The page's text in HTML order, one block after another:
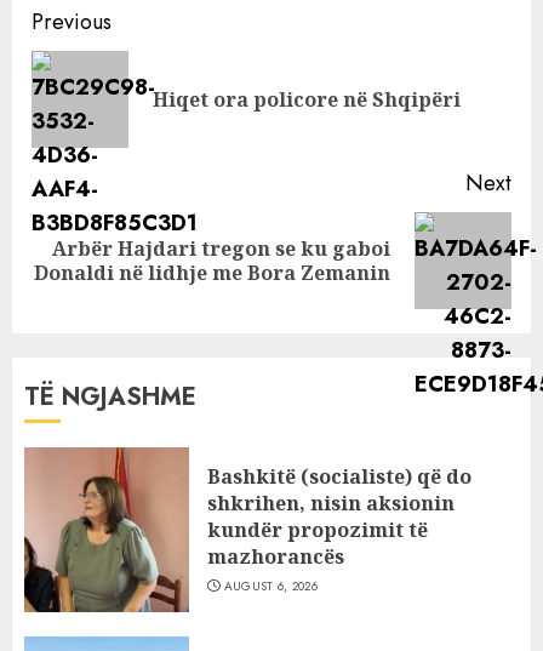
zgjedhjet për
kreun e PD-së së
vulës
Continue
Reading
Previous
Hiqet ora policore në Shqipëri
Next
Next
post:
Arbër Hajdari tregon se ku gaboi
Donaldi në lidhje me Bora Zemanin
TË NGJASHME
Bashkitë (socialiste) që do
shkrihen, nisin aksionin
kundër propozimit të
mazhorancës
AUGUST 6, 2026